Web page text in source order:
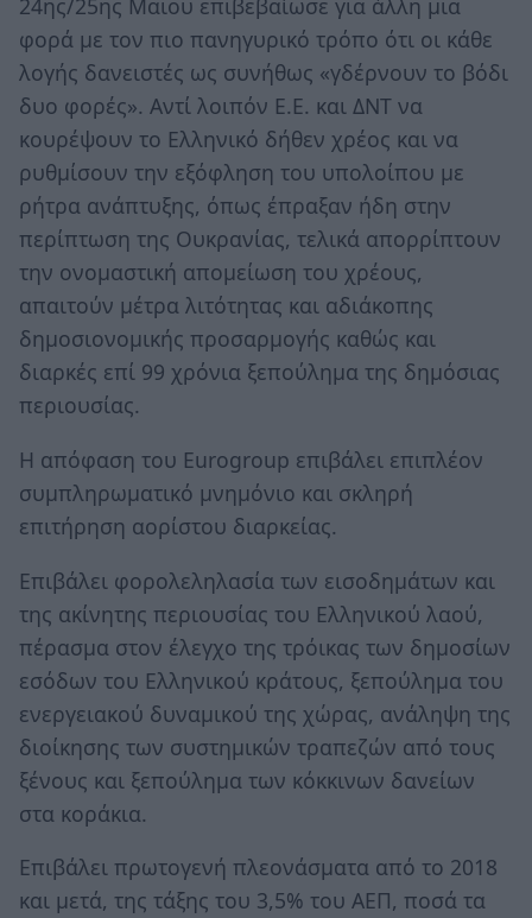
24ης/25ης Μαΐου επιβεβαίωσε για άλλη μια
φορά με τον πιο πανηγυρικό τρόπο ότι οι κάθε
λογής δανειστές ως συνήθως «γδέρνουν το βόδι
δυο φορές». Αντί λοιπόν Ε.Ε. και ΔΝΤ να
κουρέψουν το Ελληνικό δήθεν χρέος και να
ρυθμίσουν την εξόφληση του υπολοίπου με
ρήτρα ανάπτυξης, όπως έπραξαν ήδη στην
περίπτωση της Ουκρανίας, τελικά απορρίπτουν
την ονομαστική απομείωση του χρέους,
απαιτούν μέτρα λιτότητας και αδιάκοπης
δημοσιονομικής προσαρμογής καθώς και
διαρκές επί 99 χρόνια ξεπούλημα της δημόσιας
περιουσίας.
Η απόφαση του Eurogroup επιβάλει επιπλέον
συμπληρωματικό μνημόνιο και σκληρή
επιτήρηση αορίστου διαρκείας.
Επιβάλει φορολεληλασία των εισοδημάτων και
της ακίνητης περιουσίας του Ελληνικού λαού,
πέρασμα στον έλεγχο της τρόικας των δημοσίων
εσόδων του Ελληνικού κράτους, ξεπούλημα του
ενεργειακού δυναμικού της χώρας, ανάληψη της
διοίκησης των συστημικών τραπεζών από τους
ξένους και ξεπούλημα των κόκκινων δανείων
στα κοράκια.
Επιβάλει πρωτογενή πλεονάσματα από το 2018
και μετά, της τάξης του 3,5% του ΑΕΠ, ποσά τα